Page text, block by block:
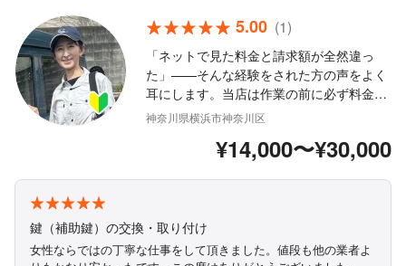
たブ
な戸
しか
5.00 (1)
「ネットで見た料金と請求額が全然違っ
た」——そんな経験をされた方の声をよく
耳にします。当店は作業の前に必ず料金を
ご説明し、ご納得いただいてから作業を始
なかった場合、作業費はいただきません。
神奈川県横浜市神奈川区
¥14,000〜¥30,000
鍵（補助鍵）の交換・取り付け
女性ならではの丁寧な仕事をして頂きました。値段も他の業者よ